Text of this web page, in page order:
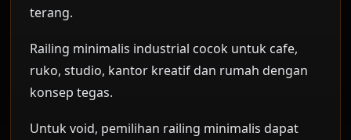
terang.
Railing minimalis industrial cocok untuk cafe,
ruko, studio, kantor kreatif dan rumah dengan
konsep tegas.
Untuk void, pemilihan railing minimalis dapat